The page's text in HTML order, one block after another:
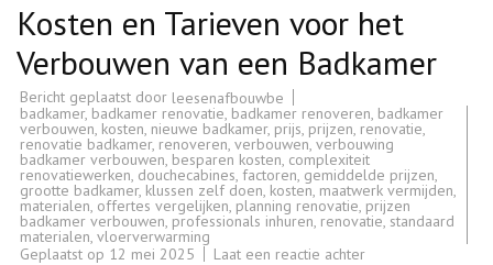
Kosten en Tarieven voor het
Verbouwen van een Badkamer
Bericht geplaatst door leesenafbouwbe
badkamer, badkamer renovatie, badkamer renoveren, badkamer
verbouwen, kosten, nieuwe badkamer, prijs, prijzen, renovatie,
renovatie badkamer, renoveren, verbouwen, verbouwing
badkamer verbouwen, besparen kosten, complexiteit
renovatiewerken, douchecabines, factoren, gemiddelde prijzen,
grootte badkamer, klussen zelf doen, kosten, maatwerk vermijden,
materialen, offertes vergelijken, planning renovatie, prijzen
badkamer verbouwen, professionals inhuren, renovatie, standaard
materialen, vloerverwarming
Geplaatst op 12 mei 2025 Laat een reactie achterop